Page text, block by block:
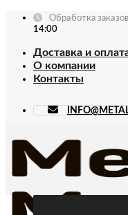
Skip
Обработка
14:00
Доставка и
О компании
Контакты